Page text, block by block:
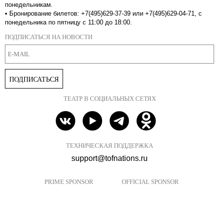
понедельникам.
• Бронирование билетов: +7(495)629-37-39 или +7(495)629-04-71, с
понедельника по пятницу с 11:00 до 18:00.
ПОДПИСАТЬСЯ НА НОВОСТИ
ПОДПИСАТЬСЯ
ТЕАТР В СОЦИАЛЬНЫХ СЕТЯХ
ТЕХНИЧЕСКАЯ ПОДДЕРЖКА
support@tofnations.ru
PRIME SPONSOR OFFICIAL SPONSOR